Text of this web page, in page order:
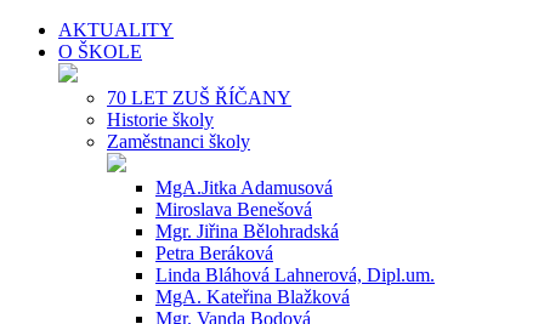
AKTUALITY
O ŠKOLE
70 LET ZUŠ ŘÍČANY
Historie školy
Zaměstnanci školy
MgA.Jitka Adamusová
Miroslava Benešová
Mgr. Jiřina Bělohradská
Petra Beráková
Linda Bláhová Lahnerová, Dipl.um.
MgA. Kateřina Blažková
Mgr. Vanda Bodová